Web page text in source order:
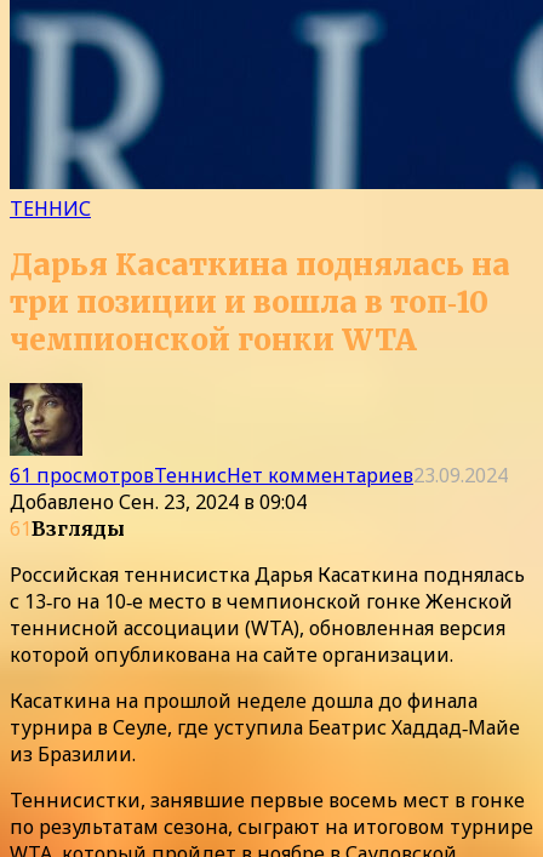
ТЕННИС
Дарья Касаткина поднялась на
три позиции и вошла в топ‑10
чемпионской гонки WTA
61 просмотровТеннисНет комментариев23.09.2024
ДобавленоСен. 23, 2024 в 09:04
61Взгляды
Российская теннисистка Дарья Касаткина поднялась
с 13‑го на 10‑е место в чемпионской гонке Женской
теннисной ассоциации (WTA), обновленная версия
которой опубликована на сайте организации.
Касаткина на прошлой неделе дошла до финала
турнира в Сеуле, где уступила Беатрис Хаддад‑Майе
из Бразилии.
Теннисистки, занявшие первые восемь мест в гонке
по результатам сезона, сыграют на итоговом турнире